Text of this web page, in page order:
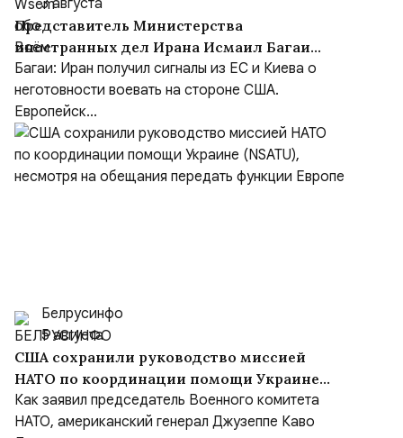
3 августа
Представитель Министерства
иностранных дел Ирана Исмаил Багаи
выступил с заявлением
Багаи: Иран получил сигналы из ЕС и Киева о
неготовности воевать на стороне США.
Европейск...
Белрусинфо
5 августа
США сохранили руководство миссией
НАТО по координации помощи Украине
(NSATU), несмотря на обещания передать
функции Европе
Как заявил председатель Военного комитета
НАТО, американский генерал Джузеппе Каво